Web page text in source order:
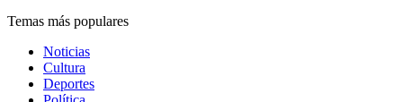
Temas más populares
Noticias
Cultura
Deportes